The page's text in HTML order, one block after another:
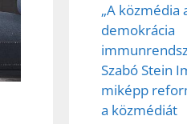
„A közmédia
demokrácia
Szabó Stein
miképp
a közmédiát